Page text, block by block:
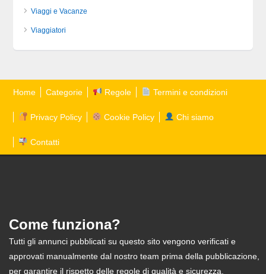
Viaggi e Vacanze
Viaggiatori
Home Categorie Regole Termini e condizioni
Privacy Policy Cookie Policy Chi siamo
Contatti
Come funziona?
Tutti gli annunci pubblicati su questo sito vengono verificati e
approvati manualmente dal nostro team prima della pubblicazione,
per garantire il rispetto delle regole di qualità e sicurezza.